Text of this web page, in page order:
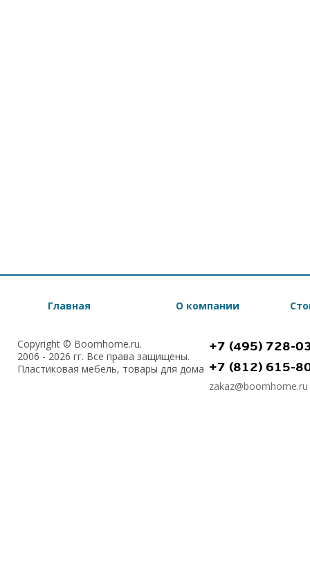
Главная О компании
Copyright © Boomhome.ru.
2006 - 2026 гг. Все права защищены.
Пластиковая мебель, товары для дома
+7 (495) 728-
+7 (812) 615-
zakaz@boomhome.ru